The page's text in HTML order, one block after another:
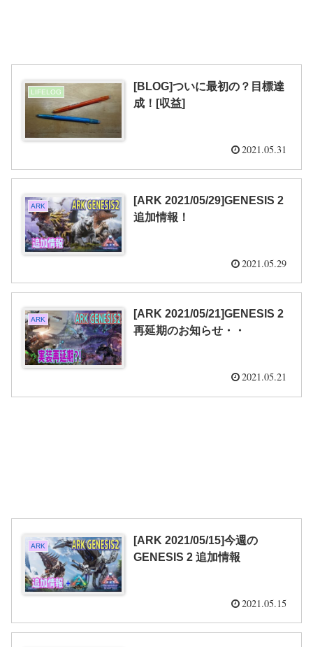
LIFELOG
[BLOG]ついに最初の？目標達
成！[収益]
2021.05.31
ARK
[ARK 2021/05/29]GENESIS 2
追加情報！
2021.05.29
ARK
[ARK 2021/05/21]GENESIS 2
再延期のお知らせ・・
2021.05.21
ARK
[ARK 2021/05/15]今週の
GENESIS 2 追加情報
2021.05.15